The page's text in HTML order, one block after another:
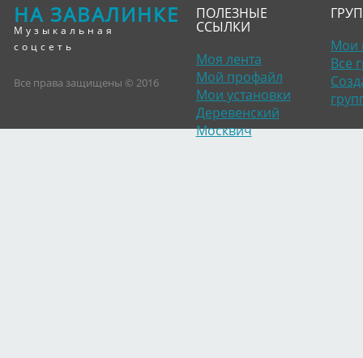
НА ЗАВАЛИНКЕ
Музыкальная
соцсеть
Все права защищены © 2016
ПОЛЕЗНЫЕ
ССЫЛКИ
Моя лента
Мой профайл
Мои установки
Деревенский
Москвич
Мои
Все